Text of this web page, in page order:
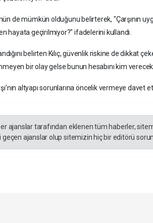
de mümkün olduğunu belirterek, "Çarşının
hayata geçirilmiyor?" ifadelerini kullandı.
belirten Kılıç, güvenlik riskine de dikkat
bir olay gelse bunun hesabını kim
altyapı sorunlarına öncelik vermeye davet
ajanslar tarafından eklenen tüm haberler,
ajanslar olup sitemizin hiç bir editörü